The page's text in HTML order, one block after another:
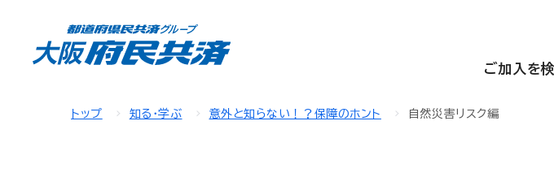
ご加入を
トップ 知る・学ぶ 意外と知らない！？保障のホント 自然災害リスク編